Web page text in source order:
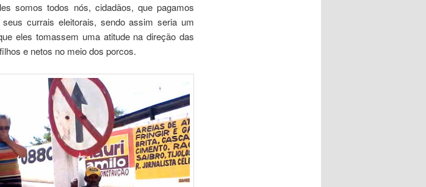
somos todos nós, cidadãos, que pagamos
currais eleitorais, sendo assim seria um
eles tomassem uma atitude na direção das
e netos no meio dos porcos.